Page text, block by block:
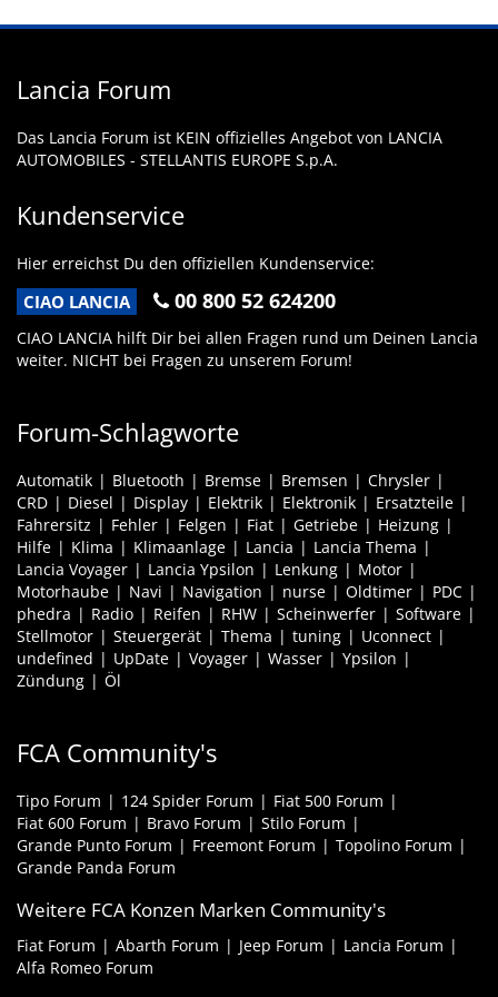
Lancia Forum
Das Lancia Forum ist KEIN offizielles Angebot von LANCIA
AUTOMOBILES - STELLANTIS EUROPE S.p.A.
Kundenservice
Hier erreichst Du den offiziellen Kundenservice:
CIAO LANCIA 00 800 52 624200
CIAO LANCIA hilft Dir bei allen Fragen rund um Deinen Lancia
weiter. NICHT bei Fragen zu unserem Forum!
Forum-Schlagworte
Automatik Bluetooth Bremse Bremsen
Chrysler
CRD
Diesel Display Elektrik Elektronik
Ersatzteile
Fahrersitz
Fehler Felgen Fiat Getriebe
Heizung
Hilfe
Klima Klimaanlage Lancia
Lancia Thema
Lancia Voyager
Lancia Ypsilon Lenkung
Motor
Motorhaube
Navi Navigation nurse Oldtimer
PDC
phedra
Radio Reifen RHW Scheinwerfer
Software
Stellmotor
Steuergerät Thema tuning
Uconnect
undefined
UpDate Voyager Wasser
Ypsilon
Zündung
Öl
FCA Community's
Tipo Forum 124 Spider Forum
Fiat 500 Forum
Fiat 600 Forum
Bravo Forum
Stilo Forum
Grande Punto Forum
Freemont Forum
Topolino Forum
Grande Panda Forum
Weitere FCA Konzen Marken Community's
Fiat Forum Abarth Forum Jeep Forum
Lancia Forum
Alfa Romeo Forum